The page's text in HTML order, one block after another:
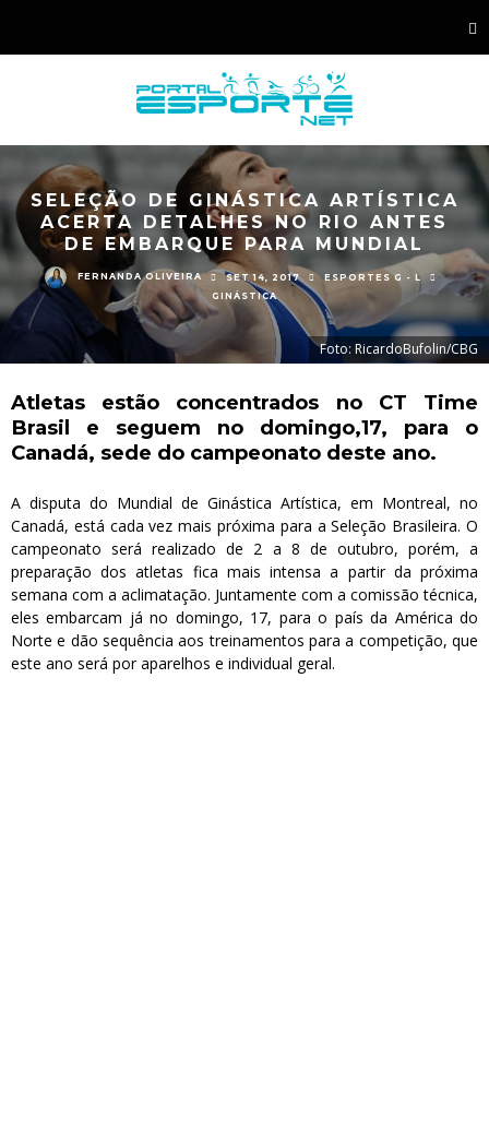
SELEÇÃO DE GINÁSTICA ARTÍSTICA
ACERTA DETALHES NO RIO ANTES
DE EMBARQUE PARA MUNDIAL
FERNANDA OLIVEIRA SET 14, 2017
ESPORTES G - L
GINÁSTICA
Foto: RicardoBufolin/CBG
Atletas estão concentrados no CT Time
Brasil e seguem no domingo,17, para o
Canadá, sede do campeonato deste ano.
A disputa do Mundial de Ginástica Artística, em Montreal, no
Canadá, está cada vez mais próxima para a Seleção Brasileira. O
campeonato será realizado de 2 a 8 de outubro, porém, a
preparação dos atletas fica mais intensa a partir da próxima
semana com a aclimatação. Juntamente com a comissão técnica,
eles embarcam já no domingo, 17, para o país da América do
Norte e dão sequência aos treinamentos para a competição, que
este ano será por aparelhos e individual geral.